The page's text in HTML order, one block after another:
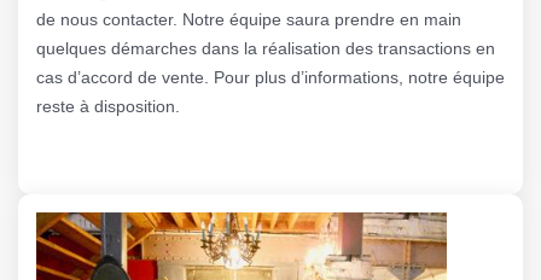
de nous contacter. Notre équipe saura prendre en main
quelques démarches dans la réalisation des transactions en
cas d’accord de vente. Pour plus d’informations, notre équipe
reste à disposition.